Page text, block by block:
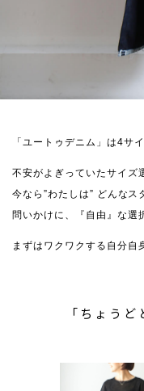
「ユートゥデニム」は4サイ
不安がよぎっていたサイズ
今なら”わたしは” どんなス
問いかけに、『自由』な選
まずはワクワクする自分自
「ちょう